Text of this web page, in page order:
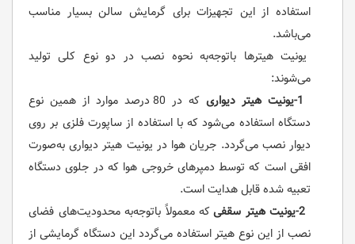
استفاده از این تجهیزات برای گرمایش سالن بسیار مناسب
می‌باشد.
یونیت هیترها باتوجه‌به نحوه نصب در دو نوع کلی تولید
می‌شوند:
1-یونیت هیتر دیواری
که در 80 درصد موارد از همین نوع
دستگاه استفاده می‌شود که با استفاده از ساپورت فلزی بر روی
دیوار نصب می‌گردد. جریان هوا در یونیت هیتر دیواری به‌صورت
افقی است که توسط دمپرهای خروجی هوا که در جلوی دستگاه
تعبیه شده قابل هدایت است.
که معمولاً باتوجه‌به محدودیت‌های فضای
نصب از این نوع هیتر استفاده می‌گردد این دستگاه گرمایشی از